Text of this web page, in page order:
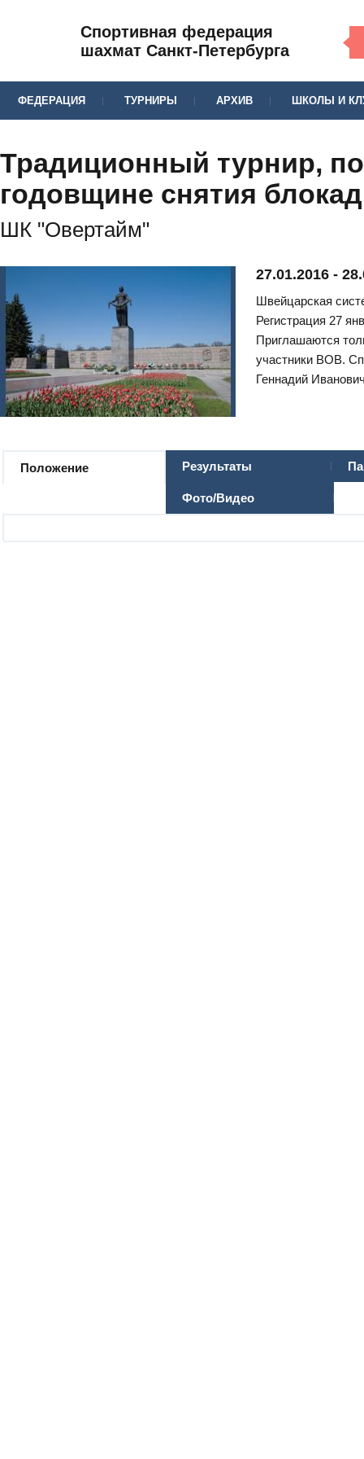
Спортивная федерация
шахмат Санкт-Петербурга
ФЕДЕРАЦИЯ ТУРНИРЫ АРХИВ ШКОЛЫ И
Традиционный турнир,
годовщине снятия
ШК "Овертайм"
27.01.2016 -
Швейцарская
Регистрация 27
Приглашаются
участники ВОВ.
Геннадий
Положение Результаты
Фото/Видео